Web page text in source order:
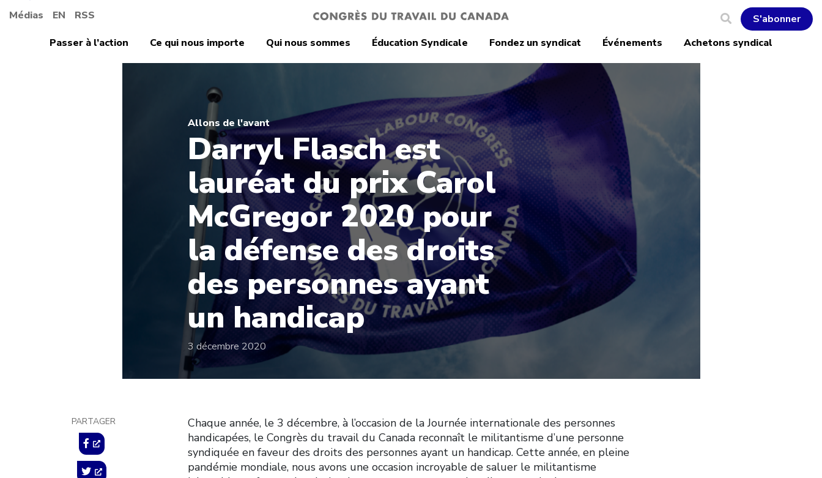
Médias EN RSS
S'abonner
Passer à l’action
Ce qui nous importe Qui nous sommes Éducation Syndicale Fondez un syndicat Événements Achetons syndical
Allons de l'avant
Darryl Flasch est
lauréat du prix Carol
McGregor 2020 pour
la défense des droits
des personnes ayant
un handicap
3 décembre 2020
PARTAGER
Chaque année, le 3 décembre, à l’occasion de la Journée internationale des personnes
handicapées, le Congrès du travail du Canada reconnaît le militantisme d’une personne
syndiquée en faveur des droits des personnes ayant un handicap. Cette année, en pleine
pandémie mondiale, nous avons une occasion incroyable de saluer le militantisme